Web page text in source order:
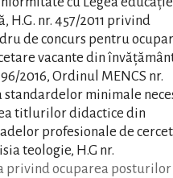
H.G. nr. 457/2011 privind
de concurs pentru
vacante din
2016, Ordinul MENCS nr.
standardelor minimale
titlurilor didactice din
profesionale de
teologie, H.G nr.
privind ocuparea posturilor